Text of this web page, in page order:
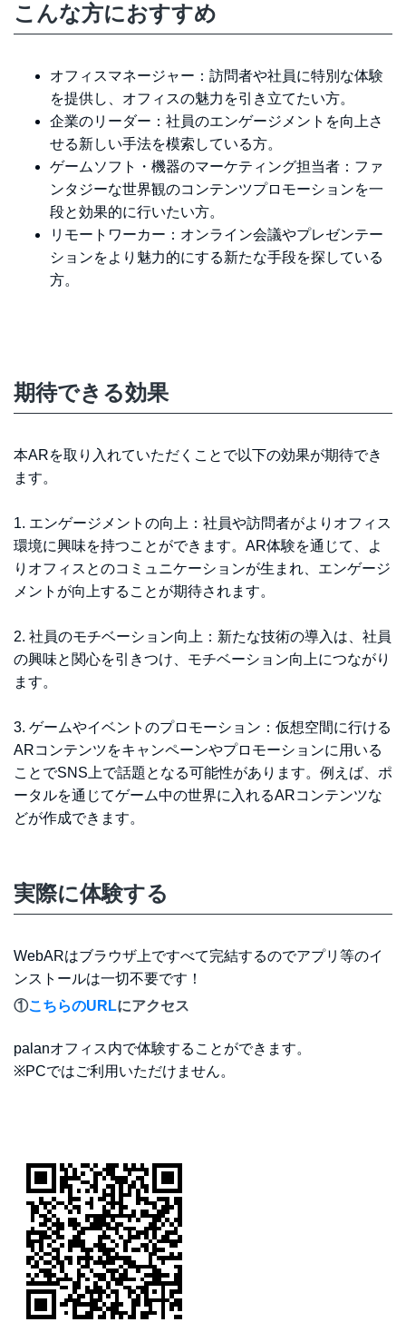
こんな方におすすめ
オフィスマネージャー：訪問者や社員に特別な体験
を提供し、オフィスの魅力を引き立てたい方。
企業のリーダー：社員のエンゲージメントを向上さ
せる新しい手法を模索している方。
ゲームソフト・機器のマーケティング担当者：ファ
ンタジーな世界観のコンテンツプロモーションを一
段と効果的に行いたい方。
リモートワーカー：オンライン会議やプレゼンテー
ションをより魅力的にする新たな手段を探している
方。
期待できる効果
本ARを取り入れていただくことで以下の効果が期待でき
ます。
1. エンゲージメントの向上：社員や訪問者がよりオフィス
環境に興味を持つことができます。AR体験を通じて、よ
りオフィスとのコミュニケーションが生まれ、エンゲージ
メントが向上することが期待されます。
2. 社員のモチベーション向上：新たな技術の導入は、社員
の興味と関心を引きつけ、モチベーション向上につながり
ます。
3. ゲームやイベントのプロモーション：仮想空間に行ける
ARコンテンツをキャンペーンやプロモーションに用いる
ことでSNS上で話題となる可能性があります。例えば、ポ
ータルを通じてゲーム中の世界に入れるARコンテンツな
どが作成できます。
実際に体験する
WebARはブラウザ上ですべて完結するのでアプリ等のイ
ンストールは一切不要です！
①こちらのURLにアクセス
palanオフィス内で体験することができます。
※PCではご利用いただけません。